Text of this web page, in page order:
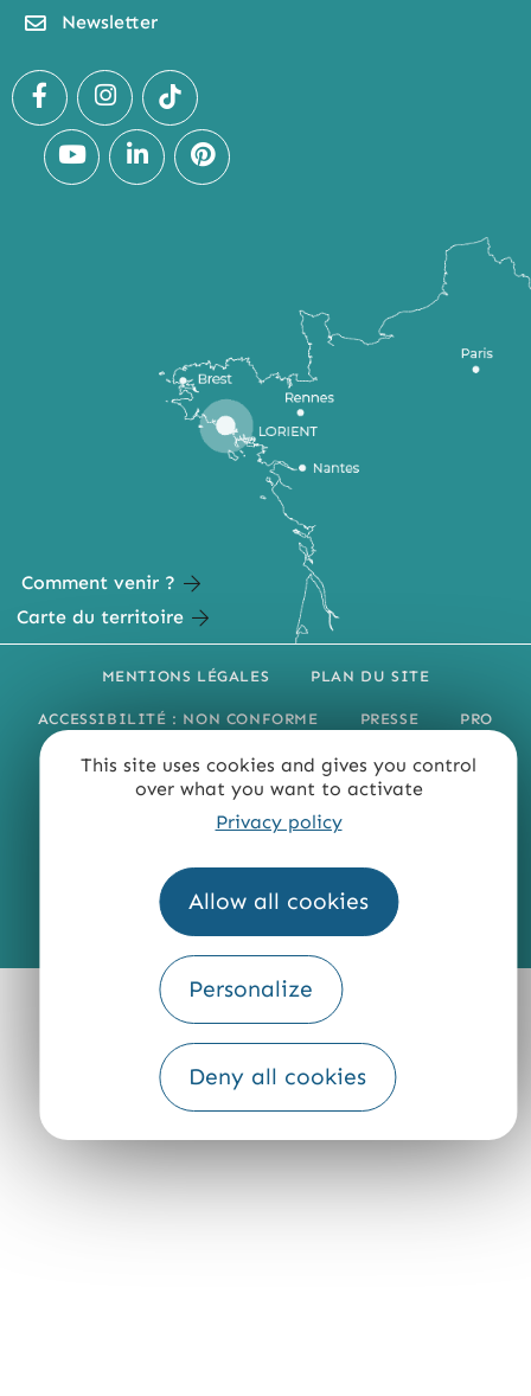
This site uses cookies and gives you control
over what you want to activate
Privacy policy
Allow all cookies
Personalize
Deny all cookies
Newsletter
Comment venir ?
Carte du territoire
MENTIONS LÉGALES PLAN DU SITE
ACCESSIBILITÉ : NON CONFORME PRESSE PRO
QUI SOMMES-NOUS ?
Fourni par